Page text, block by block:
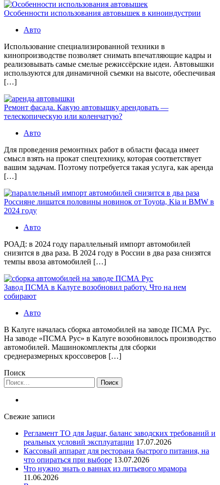
Особенности использования автовышек в киноиндустрии
Авто
Использование специализированной техники в
кинопроизводстве позволяет снимать впечатляющие кадры и
реализовывать самые смелые режиссёрские идеи. Автовышки
используются для динамичной съемки на высоте, обеспечивая
[…]
Ремонт фасада. Какую автовышку арендовать —
телескопическую или коленчатую?
Авто
Для проведения ремонтных работ в области фасада имеет
смысл взять на прокат спецтехнику, которая соответствует
вашим задачам. Поэтому потребуется такая услуга, как аренда
[…]
Россияне лишатся половины новинок от Toyota, Kia и BMW в
2024 году
Авто
РОАД: в 2024 году параллельный импорт автомобилей
снизится в два раза. В 2024 году в России в два раза снизятся
темпы ввоза автомобилей […]
Завод ПСМА в Калуге возобновил работу. Что на нем
собирают
Авто
В Калуге началась сборка автомобилей на заводе ПСМА Рус.
На заводе «ПСМА Рус» в Калуге возобновилось производство
автомобилей. Машинокомплекты для сборки
среднеразмерных кроссоверов […]
Поиск
Найти:
Свежие записи
Регламент ТО для Jaguar, баланс заводских требований и
реальных условий эксплуатации 17.07.2026
Кассовый аппарат для ресторана быстрого питания, на
что опираться при выборе 13.07.2026
Что нужно знать о ваннах из литьевого мрамора
11.06.2026